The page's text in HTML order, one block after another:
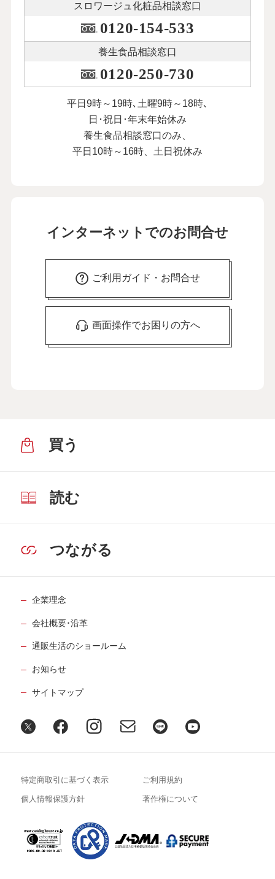
スロワージュ化粧品相談窓口
0120-154-533
養生食品相談窓口
0120-250-730
平日9時～19時､土曜9時～18時､
日･祝日･年末年始休み
養生食品相談窓口のみ、
平日10時～16時、土日祝休み
インターネットでのお問合せ
ご利用ガイド・お問合せ
画面操作でお困りの方へ
買う
読む
つながる
企業理念
会社概要･沿革
通販生活のショールーム
お知らせ
サイトマップ
特定商取引に基づく表示 ご利用規約
個人情報保護方針 著作権について